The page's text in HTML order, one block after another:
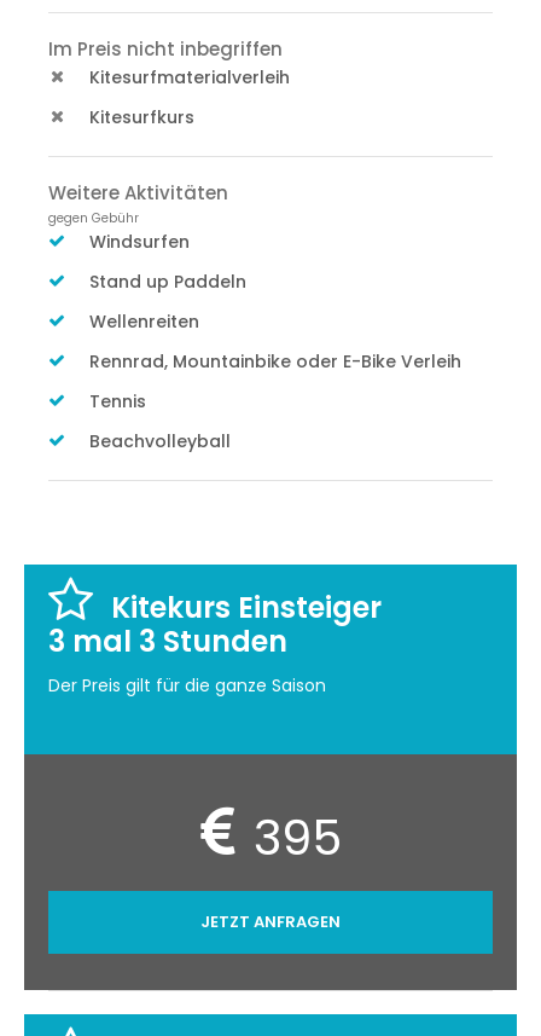
Im Preis nicht inbegriffen
Kitesurfmaterialverleih
Kitesurfkurs
Weitere Aktivitäten
gegen Gebühr
Windsurfen
Stand up Paddeln
Wellenreiten
Rennrad, Mountainbike oder E-Bike Verleih
Tennis
Beachvolleyball
Kitekurs Einsteiger
3 mal 3 Stunden
Der Preis gilt für die ganze Saison
395
JETZT ANFRAGEN